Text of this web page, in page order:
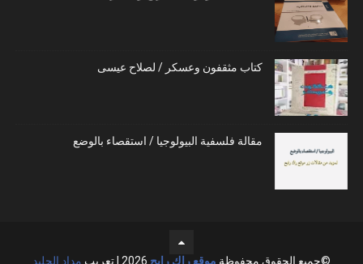
كتاب مثقفون وعسكر / لصلاح عيسى
مقالة فلسفية البيولوجيا / استقصاء بالوضع
©جميع الحقوق محفوظة موقع راك رابح 2026 | تعريب مداد الجليد